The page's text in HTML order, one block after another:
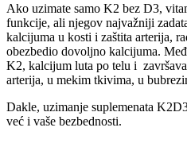
Ako uzimate samo K2 bez D3,
funkcije, ali njegov najvažniji
kalcijuma u kosti i zaštita arterija,
obezbedio dovoljno kalcijuma.
K2, kalcijum luta po telu i
arterija, u mekim tkivima, u
Dakle, uzimanje suplemenata
već i vaše bezbednosti.